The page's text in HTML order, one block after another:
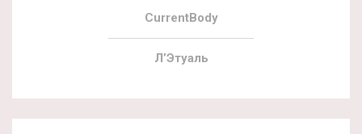
CurrentBody
Л’Этуаль